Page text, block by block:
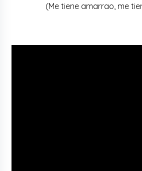
(Me tiene amarrao, me